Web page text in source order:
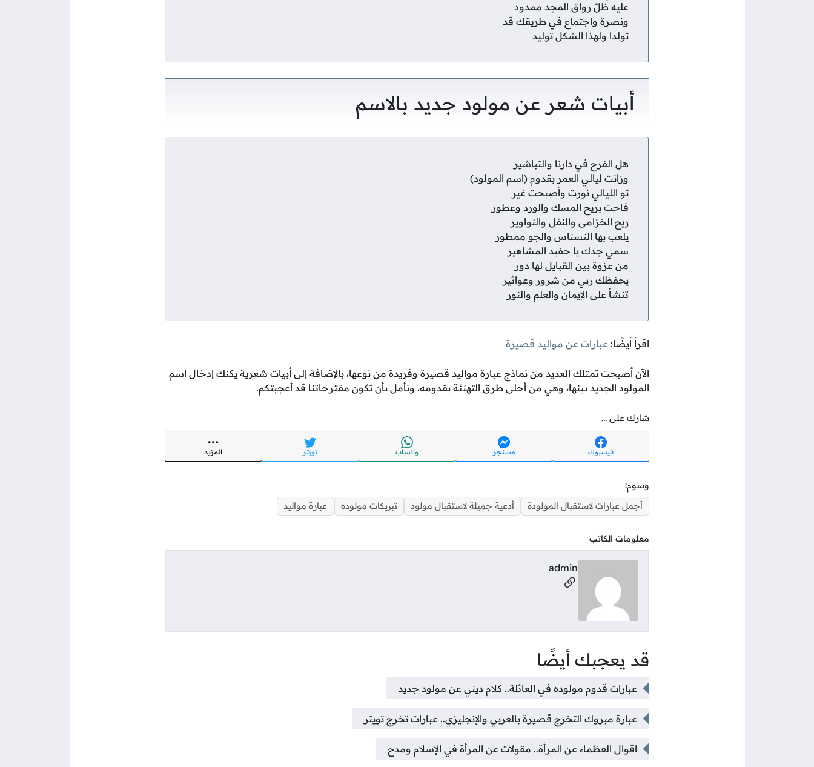
عليه ظلّ رواق المجد ممدود
ونصرة واجتماع في طريقك قد
تولدا ولهذا الشكل توليد
أبيات شعر عن مولود جديد بالاسم
هل الفرح في دارنا والتباشير
وزانت ليالي العمر بقدوم (اسم المولود)
تو الليالي نورت وأصبحت غير
فاحت بريح المسك والورد وعطور
ريح الخزامى والنفل والنواوير
يلعب بها النسناس والجو ممطور
سمي جدك يا حفيد المشاهير
من عزوة بين القبايل لها دور
يحفظك ربي من شرور وعواثير
تنشأ على الإيمان والعلم والنور
اقرأ أيضًا: عبارات عن مواليد قصيرة
الآن أصبحت تمتلك العديد من نماذج عبارة مواليد قصيرة وفريدة من نوعها، بالإضافة إلى أبيات شعرية يكنك إدخال اسم
المولود الجديد بينها، وهي من أحلى طرق التهنئة بقدومه، ونأمل بأن تكون مقترحاتنا قد أعجبتكم.
شارك على ...
فيسبوك مسنجر واتساب تويتر المزيد
وسوم:
أجمل عبارات لاستقبال المولودة
أدعية جميلة لاستقبال مولود تبريكات مولوده عبارة مواليد
معلومات الكاتب
admin
مواقع التواصل
قد يعجبك أيضًا
عبارات قدوم مولوده في العائلة.. كلام ديني عن مولود جديد
عبارة مبروك التخرج قصيرة بالعربي والإنجليزي.. عبارات تخرج تويتر
اقوال العظماء عن المرأة.. مقولات عن المرأة في الإسلام ومدح